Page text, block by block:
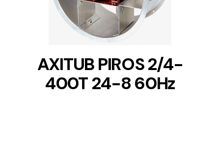
AXITUB PIROS 2/4-
400T 24-8 60Hz